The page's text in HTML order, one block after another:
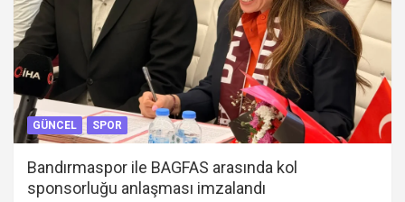
GÜNCEL SPOR
Bandırmaspor ile BAGFAS arasında kol
sponsorluğu anlaşması imzalandı